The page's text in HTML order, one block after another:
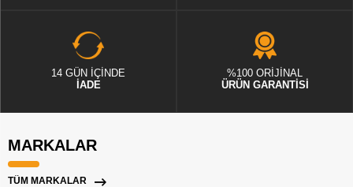
14 GÜN İÇİNDE
İADE
%100 ORİJİNAL
ÜRÜN GARANTİSİ
MARKALAR
TÜM MARKALAR